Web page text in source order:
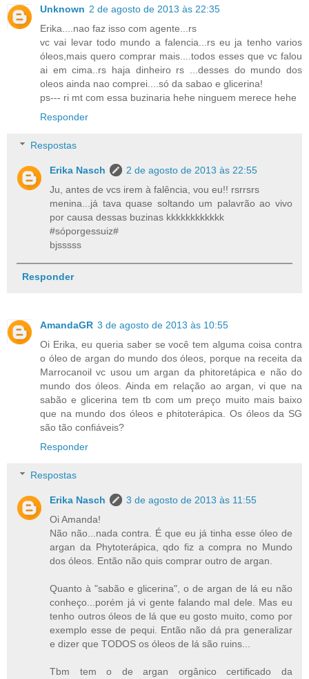
Unknown 2 de agosto de 2013 às 22:35
Erika....nao faz isso com agente...rs
vc vai levar todo mundo a falencia...rs eu ja tenho varios
óleos,mais quero comprar mais....todos esses que vc falou
ai em cima..rs haja dinheiro rs ...desses do mundo dos
oleos ainda nao comprei....só da sabao e glicerina!
ps--- ri mt com essa buzinaria hehe ninguem merece hehe
Responder
Respostas
Erika Nasch
2 de agosto de 2013 às 22:55
Ju, antes de vcs irem à falência, vou eu!! rsrrsrs
menina...já tava quase soltando um palavrão ao vivo
por causa dessas buzinas kkkkkkkkkkkk
#sóporgessuiz#
bjsssss
Responder
AmandaGR 3 de agosto de 2013 às 10:55
Oi Erika, eu queria saber se você tem alguma coisa contra
o óleo de argan do mundo dos óleos, porque na receita da
Marrocanoil vc usou um argan da phitoretápica e não do
mundo dos óleos. Ainda em relação ao argan, vi que na
sabão e glicerina tem tb com um preço muito mais baixo
que na mundo dos óleos e phitoterápica. Os óleos da SG
são tão confiáveis?
Responder
Respostas
Erika Nasch
3 de agosto de 2013 às 11:55
Oi Amanda!
Não não...nada contra. É que eu já tinha esse óleo de
argan da Phytoterápica, qdo fiz a compra no Mundo
dos óleos. Então não quis comprar outro de argan.
Quanto à "sabão e glicerina", o de argan de lá eu não
conheço...porém já vi gente falando mal dele. Mas eu
tenho outros óleos de lá que eu gosto muito, como por
exemplo esse de pequi. Então não dá pra generalizar
e dizer que TODOS os óleos de lá são ruins...
Tbm tem o de argan orgânico certificado da